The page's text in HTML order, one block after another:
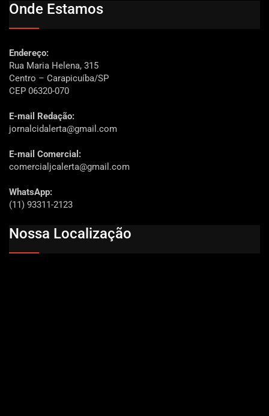
Onde Estamos
Endereço:
Rua Maria Helena, 315
Centro – Carapicuíba/SP
CEP 06320-070
E-mail Redação:
jornalcidalerta@gmail.com
E-mail Comercial:
comercialjcalerta@gmail.com
WhatsApp:
(11) 93311-2123
Nossa Localização